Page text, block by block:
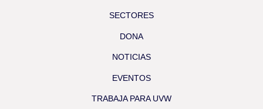
SECTORES
DONA
NOTICIAS
EVENTOS
TRABAJA PARA UVW